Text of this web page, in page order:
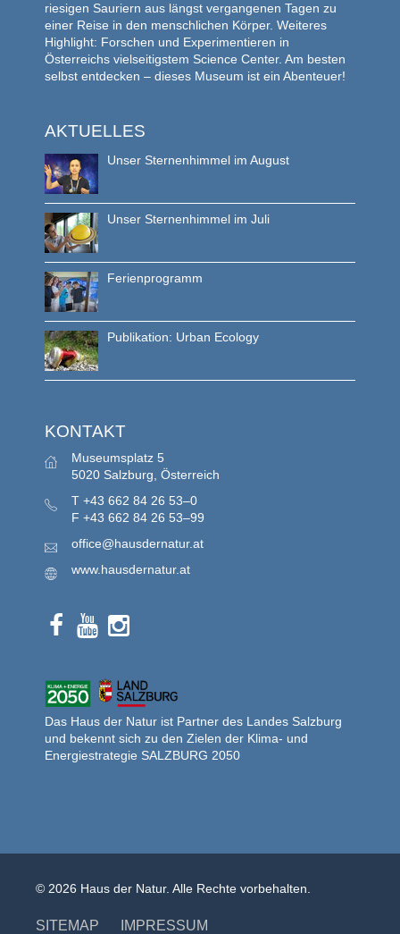
riesigen Sauriern aus längst vergangenen Tagen zu
einer Reise in den menschlichen Körper. Weiteres
Highlight: Forschen und Experimentieren in
Österreichs vielseitigstem Science Center. Am besten
selbst entdecken – dieses Museum ist ein Abenteuer!
AKTUELLES
Unser Sternenhimmel im August
Unser Sternenhimmel im Juli
Ferienprogramm
Publikation: Urban Ecology
KONTAKT
Museumsplatz 5
5020 Salzburg, Österreich
T +43 662 84 26 53–0
F +43 662 84 26 53–99
office@hausdernatur.at
www.hausdernatur.at
Das Haus der Natur ist Partner des Landes Salzburg
und bekennt sich zu den Zielen der Klima- und
Energiestrategie SALZBURG 2050
© 2026 Haus der Natur. Alle Rechte vorbehalten.
SITEMAP IMPRESSUM